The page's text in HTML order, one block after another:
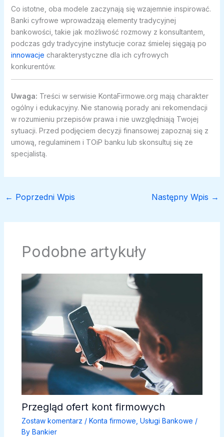
Co istotne, oba modele zaczynają się wzajemnie inspirować.
Banki cyfrowe wprowadzają elementy tradycyjnej
bankowości, takie jak możliwość rozmowy z konsultantem,
podczas gdy tradycyjne instytucje coraz śmielej sięgają po
innowacje charakterystyczne dla ich cyfrowych
konkurentów.
Uwaga: Treści w serwisie KontaFirmowe.org mają charakter
ogólny i edukacyjny. Nie stanowią porady ani rekomendacji
w rozumieniu przepisów prawa i nie uwzględniają Twojej
sytuacji. Przed podjęciem decyzji finansowej zapoznaj się z
umową, regulaminem i TOiP banku lub skonsultuj się ze
specjalistą.
← Poprzedni Wpis Następny Wpis →
Podobne artykuły
Przegląd ofert kont firmowych
Zostaw komentarz / Konta firmowe Usługi Bankowe /
By Bankier